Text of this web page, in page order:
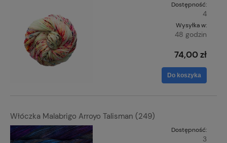
Dostępność:
4
Wysyłka w:
48 godzin
74,00 zł
Do koszyka
Włóczka Malabrigo Arroyo Talisman (249)
Dostępność:
3